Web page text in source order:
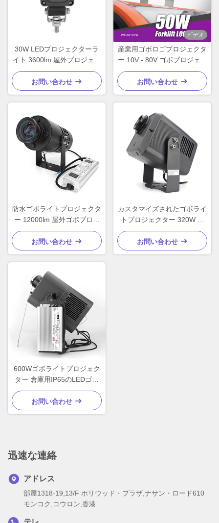
30W LEDプロジェクターラ
イト 3600lm 屋外プロジェク
ターライト IP67 移動フォー
クリフトの安全性
お問い合わせ
ビデオ
産業用ゴボロゴプロジェクタ
ー 10V - 80V ゴボプロジェク
ションライト
お問い合わせ
防水ゴボライトプロジェクタ
ー 12000lm 屋外ゴボプロジ
ェクター カスタマイズ
お問い合わせ
カスタマイズされたゴボライ
トプロジェクター 320W イ
ンドアプロジェクターライト
防水
お問い合わせ
600Wゴボライトプロジェク
ター 倉庫用IP65のLEDゴボ
プロジェクター
お問い合わせ
迅速な連絡
アドレス
部屋1318-19,13/F ホリウッド・プラザ,ナサン・ロード610
モンコク,コウロン,香港